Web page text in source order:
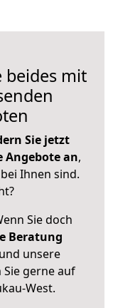
beides mit
Sie jetzt
Angebote an,
Ihnen sind.
Sie doch
Beratung
unsere
gerne auf
West.